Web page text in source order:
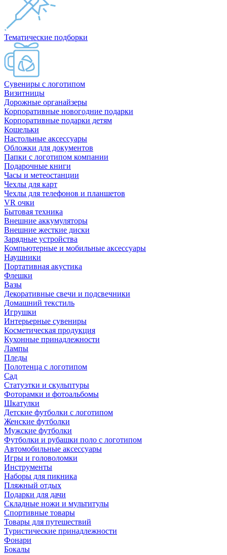
Тематические подборки
Сувениры с логотипом
Визитницы
Дорожные органайзеры
Корпоративные новогодние подарки
Корпоративные подарки детям
Кошельки
Настольные аксессуары
Обложки для документов
Папки с логотипом компании
Подарочные книги
Часы и метеостанции
Чехлы для карт
Чехлы для телефонов и планшетов
VR очки
Бытовая техника
Внешние аккумуляторы
Внешние жесткие диски
Зарядные устройства
Компьютерные и мобильные аксессуары
Наушники
Портативная акустика
Флешки
Вазы
Декоративные свечи и подсвечники
Домашний текстиль
Игрушки
Интерьерные сувениры
Косметическая продукция
Кухонные принадлежности
Лампы
Пледы
Полотенца с логотипом
Сад
Статуэтки и скульптуры
Фоторамки и фотоальбомы
Шкатулки
Детские футболки с логотипом
Женские футболки
Мужские футболки
Футболки и рубашки поло с логотипом
Автомобильные аксессуары
Игры и головоломки
Инструменты
Наборы для пикника
Пляжный отдых
Подарки для дачи
Складные ножи и мультитулы
Спортивные товары
Товары для путешествий
Туристические принадлежности
Фонари
Бокалы